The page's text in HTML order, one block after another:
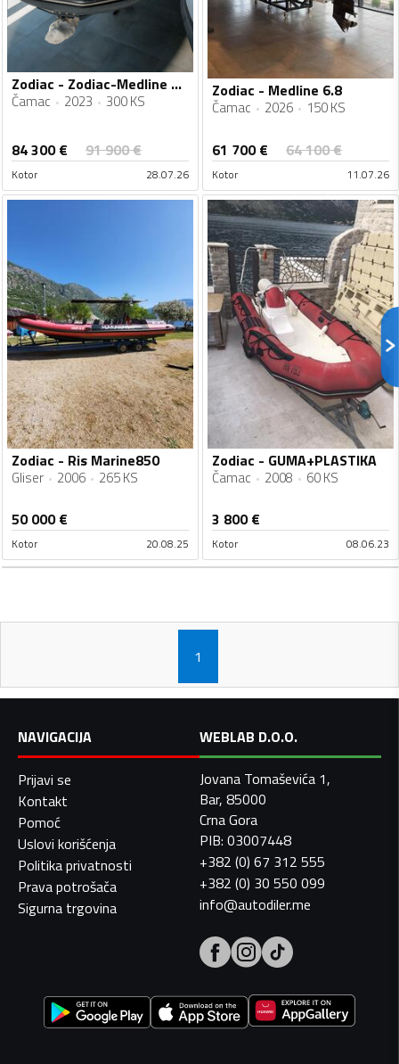
Zodiac - Zodiac-Medline 7.5 + Yamaha 300hp
Čamac 2023 300 KS
84 300€ 91 900€
Kotor 28.07.26
Zodiac - Medline 6.8
Čamac 2026 150 KS
61 700€ 64 100€
Kotor 11.07.26
Zodiac - Ris Marine850
Gliser 2006 265 KS
50 000€
Kotor 20.08.25
Zodiac - GUMA+PLASTIKA
Čamac 2008 60 KS
3 800€
Kotor 08.06.23
1
NAVIGACIJA
Prijavi se
Kontakt
Pomoć
Uslovi korišćenja
Politika privatnosti
Prava potrošača
Sigurna trgovina
WEBLAB D.O.O.
Jovana Tomaševića 1,
Bar, 85000
Crna Gora
PIB: 03007448
+382 (0) 67 312 555
+382 (0) 30 550 099
info@autodiler.me